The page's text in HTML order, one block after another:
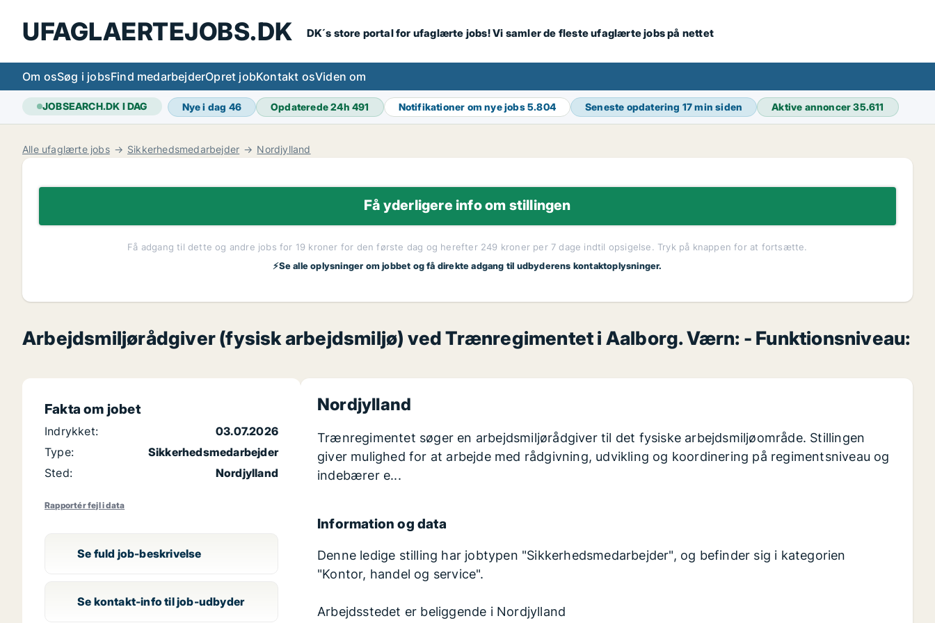
UFAGLAERTEJOBS.DK DK´s store portal for ufaglærte jobs! Vi samler de fleste ufaglærte jobs på nettet
Om osSøg i jobsFind medarbejderOpret jobKontakt osViden om
JOBSEARCH.DK I DAG Nye i dag 46 Opdaterede 24h491 Notifikationer om nye jobs5.804 Seneste opdatering 17 min siden Aktive annoncer35.611
Alle ufaglærte jobs Sikkerhedsmedarbejder Nordjylland
Få yderligere info om stillingen
Få adgang til dette og andre jobs for 19 kroner for den første dag og herefter 249 kroner per 7 dage indtil opsigelse. Tryk på knappen for at fortsætte.
⚡Se alle oplysninger om jobbet og få direkte adgang til udbyderens kontaktoplysninger.
Arbejdsmiljørådgiver (fysisk arbejdsmiljø) ved Trænregimentet i Aalborg. Værn: - Funktionsniveau:
Nordjylland
Trænregimentet søger en arbejdsmiljørådgiver til det fysiske arbejdsmiljøområde. Stillingen
giver mulighed for at arbejde med rådgivning, udvikling og koordinering på regimentsniveau og
indebærer e...
Information og data
Denne ledige stilling har jobtypen "Sikkerhedsmedarbejder", og befinder sig i kategorien
"Kontor, handel og service".
Arbejdsstedet er beliggende i Nordjylland
Fakta om jobet
Indrykket:
03.07.2026
Type:
Sikkerhedsmedarbejder
Sted:
Nordjylland
Rapportér fejl i data
Se fuld job-beskrivelse
Se kontakt-info til job-udbyder